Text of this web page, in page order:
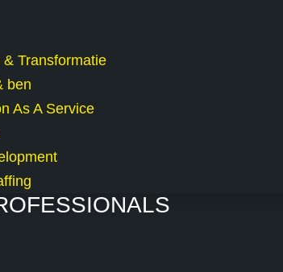
Transformatie
ben
As A Service